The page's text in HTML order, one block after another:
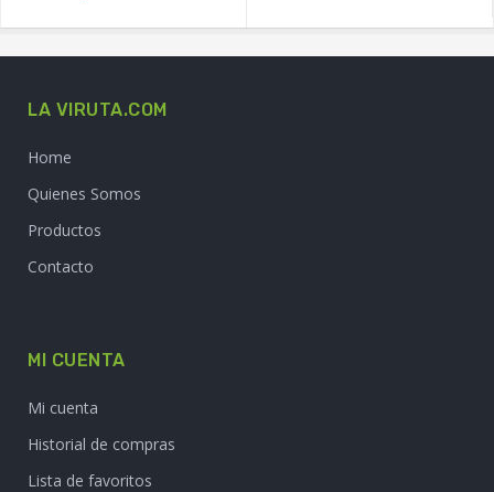
LA VIRUTA.COM
Home
Quienes Somos
Productos
Contacto
MI CUENTA
Mi cuenta
Historial de compras
Lista de favoritos